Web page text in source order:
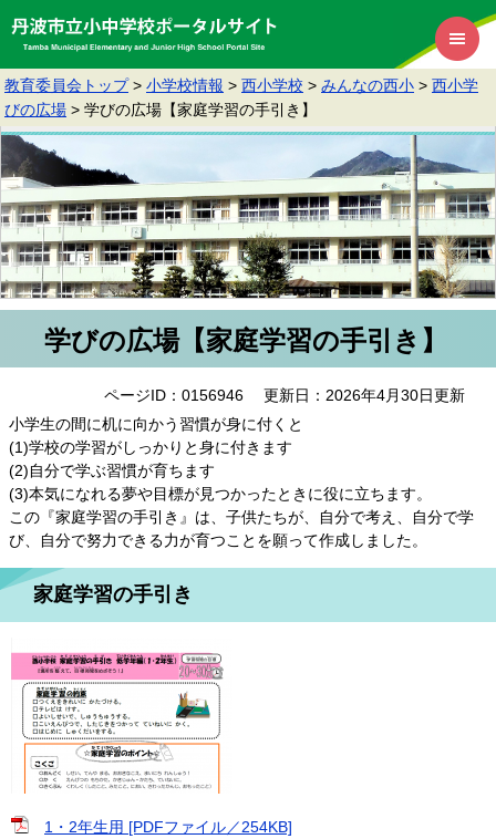
教育委員会トップ > 小学校情報 > 西小学校 > みんなの西小 > 西小学
びの広場 > 学びの広場【家庭学習の手引き】
学びの広場【家庭学習の手引き】
ページID：0156946
更新日：2026年4月30日更新
小学生の間に机に向かう習慣が身に付くと
(1)学校の学習がしっかりと身に付きます
(2)自分で学ぶ習慣が育ちます
(3)本気になれる夢や目標が見つかったときに役に立ちます。
この『家庭学習の手引き』は、子供たちが、自分で考え、自分で学
び、自分で努力できる力が育つことを願って作成しました。
家庭学習の手引き
1・2年生用 [PDFファイル／254KB]